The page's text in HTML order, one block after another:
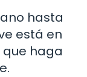
hasta
está en
haga